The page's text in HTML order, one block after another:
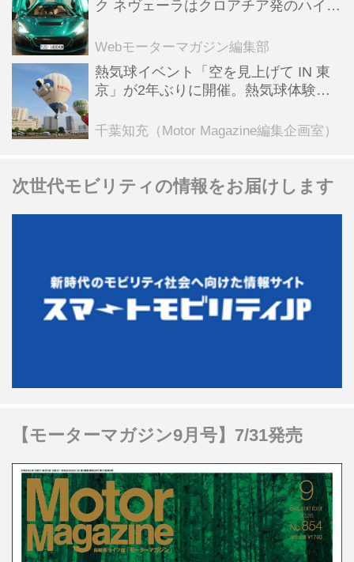
ク ネヴェーラはクロアチア発のハイパ
全版／115】
Webモーターマガジン編集部
熱気球イベント「空を見上げて IN 東
京」が2年ぶりに開催。熱気球体験搭
ンテンツも
千葉知充（Motor Magazine編集企画室）
次世代モビリティの情報をお届けします
【モーターマガジン9月号】7/31発売